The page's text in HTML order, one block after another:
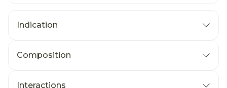
Indication
Composition
Interactions